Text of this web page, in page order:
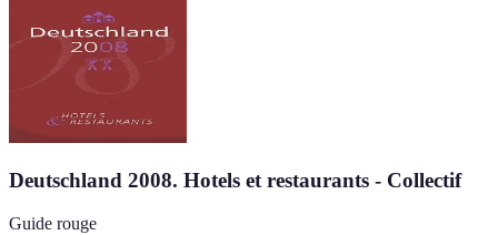
Deutschland 2008. Hotels et restaurants - Collectif
Guide rouge